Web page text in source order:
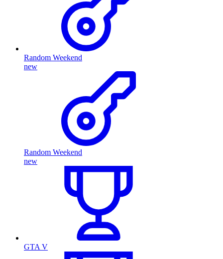
Random Weekend
new
Random Weekend
new
GTA V